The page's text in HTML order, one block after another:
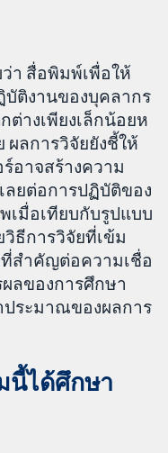
า สื่อพิมพ์เพื่อให้
บัติงานของบุคลากร
างเพียงเล็กน้อยห
ลการวิจัยยังชี้ให้
อาจสร้างความ
ลยต่อการปฏิบัติของ
มื่อเทียบกับรูปแบบ
ธีการวิจัยที่เข้ม
สำคัญต่อความเชื่อ
ลของการศึกษา
ประมาณของผลการ
นี้ได้ศึกษา